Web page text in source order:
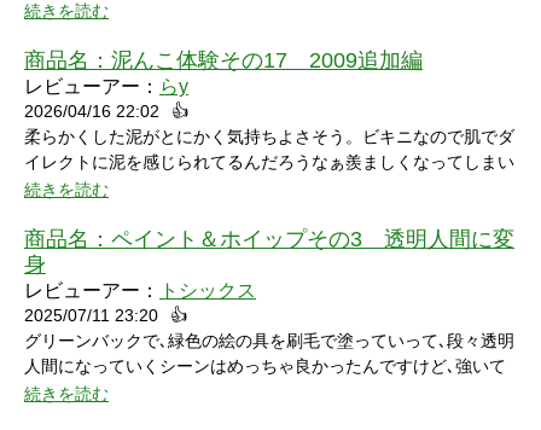
シャワーシーンで「お腹にぶつけられたら声出ちゃうだろうな」
と思っていたところにパイをちょうどぶつけられ「予想が当たっ
たw」と笑ってしまいました。リアクションもクールな見た目に
い悔しさを滲ませながら罰ゲームを受けている姿にドキドキして
しまいました。
続きを読む
商品名： 泥んこ体験その17 2009追加編
レビューアー： らy
2026/04/16 22:02
👍
柔らかくした泥がとにかく気持ちよさそう。ビキニなので肌でダ
イレクトに泥を感じられてるんだろうなぁ羨ましくなってしまい
ました。
続きを読む
商品名： ペイント＆ホイップその3 透明人間に変
身
レビューアー： トシックス
2025/07/11 23:20
👍
グリーンバックで､緑色の絵の具を刷毛で塗っていって､段々透明
人間になっていくシーンはめっちゃ良かったんですけど､強いて
言うなら､上半身だけで無くて､全身も透明になる所も見てみたい
続きを読む